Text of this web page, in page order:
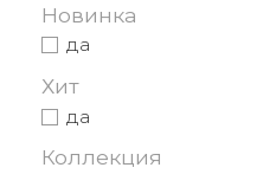
Новинка
да
Хит
да
Коллекция